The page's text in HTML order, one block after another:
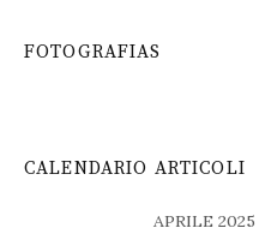
FOTOGRAFIAS
CALENDARIO ARTICOLI
APRILE 2025